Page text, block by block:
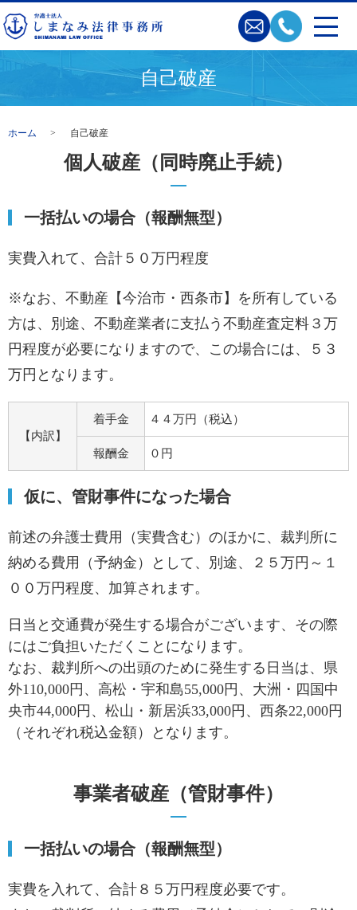
自己破産
ホーム 自己破産
個人破産（同時廃止手続）
一括払いの場合（報酬無型）
実費入れて、合計５０万円程度
※なお、不動産【今治市・西条市】を所有している
方は、別途、不動産業者に支払う不動産査定料３万
円程度が必要になりますので、この場合には、５３
万円となります。
【内訳】
着手金 ４４万円（税込）
報酬金 ０円
仮に、管財事件になった場合
前述の弁護士費用（実費含む）のほかに、裁判所に
納める費用（予納金）として、別途、２５万円～１
００万円程度、加算されます。
日当と交通費が発生する場合がございます、その際
にはご負担いただくことになります。
なお、裁判所への出頭のために発生する日当は、県
外110,000円、高松・宇和島55,000円、大洲・四国中
央市44,000円、松山・新居浜33,000円、西条22,000円
（それぞれ税込金額）となります。
事業者破産（管財事件）
一括払いの場合（報酬無型）
実費を入れて、合計８５万円程度必要です。